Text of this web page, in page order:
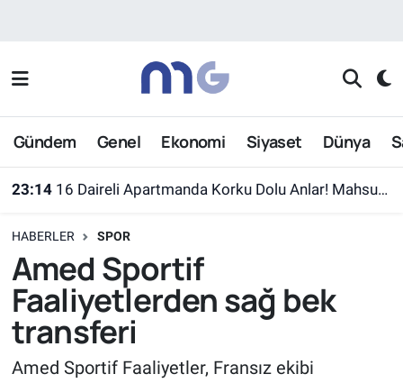
Gündem Genel Ekonomi Siyaset Dünya
23:14 16 Daireli Apartmanda Korku Dolu Anlar! Mahsur Kalanlar Kurtarıldı
HABERLER SPOR
Amed Sportif
Faaliyetlerden sağ bek
transferi
Amed Sportif Faaliyetler, Fransız ekibi
Nöbetçi Eczaneler
Hava Durumu
Süper Lig Puan Durumu ve Fikstür
Tüm Manşetler
Son Dakika Haberleri